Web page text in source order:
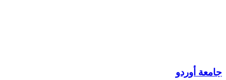
جامعة أوردو